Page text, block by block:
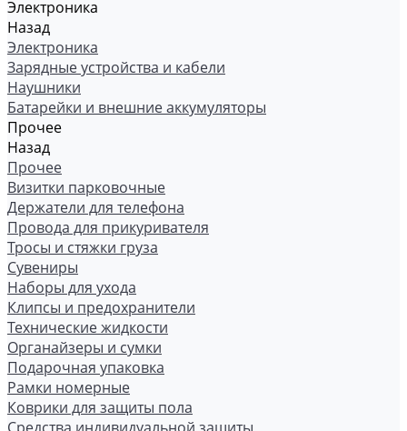
Электроника
Назад
Электроника
Зарядные устройства и кабели
Наушники
Батарейки и внешние аккумуляторы
Прочее
Назад
Прочее
Визитки парковочные
Держатели для телефона
Провода для прикуривателя
Тросы и стяжки груза
Сувениры
Наборы для ухода
Клипсы и предохранители
Технические жидкости
Органайзеры и сумки
Подарочная упаковка
Рамки номерные
Коврики для защиты пола